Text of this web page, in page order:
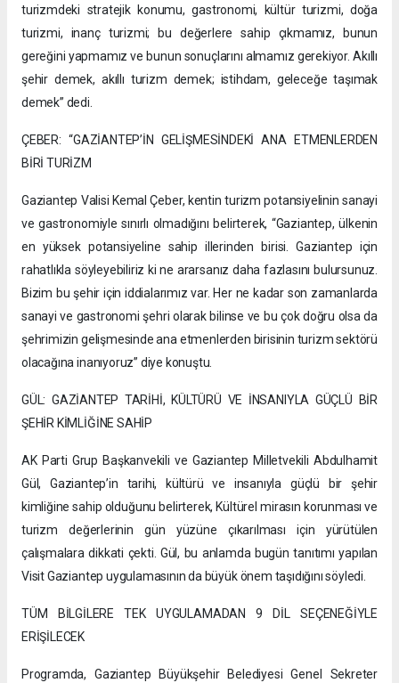
turizmdeki stratejik konumu, gastronomi, kültür turizmi, doğa
turizmi, inanç turizmi; bu değerlere sahip çıkmamız, bunun
gereğini yapmamız ve bunun sonuçlarını almamız gerekiyor. Akıllı
şehir demek, akıllı turizm demek; istihdam, geleceğe taşımak
demek” dedi.
ÇEBER: “GAZİANTEP’İN GELİŞMESİNDEKİ ANA ETMENLERDEN
BİRİ TURİZM
Gaziantep Valisi Kemal Çeber, kentin turizm potansiyelinin sanayi
ve gastronomiyle sınırlı olmadığını belirterek, “Gaziantep, ülkenin
en yüksek potansiyeline sahip illerinden birisi. Gaziantep için
rahatlıkla söyleyebiliriz ki ne ararsanız daha fazlasını bulursunuz.
Bizim bu şehir için iddialarımız var. Her ne kadar son zamanlarda
sanayi ve gastronomi şehri olarak bilinse ve bu çok doğru olsa da
şehrimizin gelişmesinde ana etmenlerden birisinin turizm sektörü
olacağına inanıyoruz” diye konuştu.
GÜL: GAZİANTEP TARİHİ, KÜLTÜRÜ VE İNSANIYLA GÜÇLÜ BİR
ŞEHİR KİMLİĞİNE SAHİP
AK Parti Grup Başkanvekili ve Gaziantep Milletvekili Abdulhamit
Gül, Gaziantep’in tarihi, kültürü ve insanıyla güçlü bir şehir
kimliğine sahip olduğunu belirterek, Kültürel mirasın korunması ve
turizm değerlerinin gün yüzüne çıkarılması için yürütülen
çalışmalara dikkati çekti. Gül, bu anlamda bugün tanıtımı yapılan
Visit Gaziantep uygulamasının da büyük önem taşıdığını söyledi.
TÜM BİLGİLERE TEK UYGULAMADAN 9 DİL SEÇENEĞİYLE
ERİŞİLECEK
Programda, Gaziantep Büyükşehir Belediyesi Genel Sekreter